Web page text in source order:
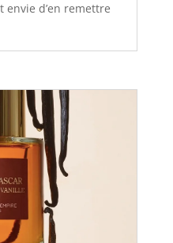
envie d’en remettre